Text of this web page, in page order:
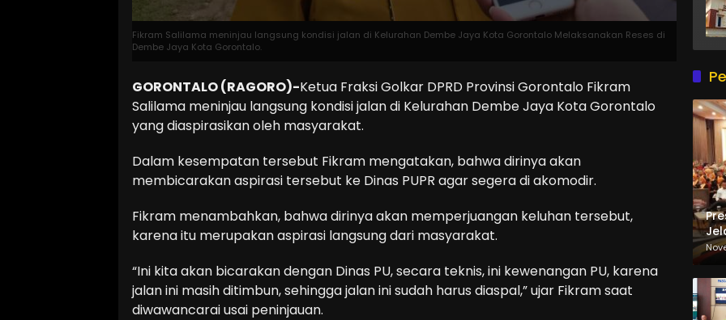
Fikram Salilama meninjau langsung kondisi jalan di Kelurahan Dembe Jaya Kota Gorontalo Melaksanakan Reses di
Dembe Jaya Kota Gorontalo.
GORONTALO (RAGORO)-Ketua Fraksi Golkar DPRD Provinsi Gorontalo Fikram
Salilama meninjau langsung kondisi jalan di Kelurahan Dembe Jaya Kota Gorontalo
yang diaspirasikan oleh masyarakat.
Dalam kesempatan tersebut Fikram mengatakan, bahwa dirinya akan
membicarakan aspirasi tersebut ke Dinas PUPR agar segera di akomodir.
Fikram menambahkan, bahwa dirinya akan memperjuangan keluhan tersebut,
karena itu merupakan aspirasi langsung dari masyarakat.
“Ini kita akan bicarakan dengan Dinas PU, secara teknis, ini kewenangan PU, karena
jalan ini masih ditimbun, sehingga jalan ini sudah harus diaspal,” ujar Fikram saat
diwawancarai usai peninjauan.